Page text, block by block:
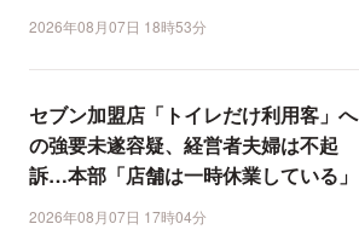
2026年08月07日 18時53分
セブン加盟店「トイレだけ利用客」へ
の強要未遂容疑、経営者夫婦は不起
訴…本部「店舗は一時休業している」
2026年08月07日 17時04分